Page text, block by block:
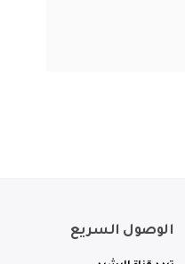
الوصول السريع